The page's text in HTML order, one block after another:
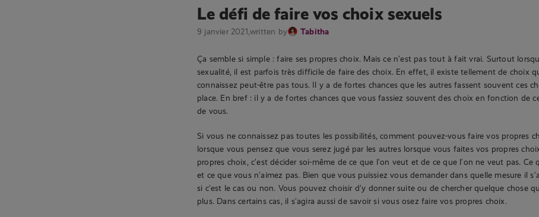
Le défi de faire vos choix sexuels
9 janvier 2021,written by Tabitha
Ça semble si simple : faire ses propres choix. Mais ce n’est pas tout à fait vrai. Surtout
sexualité, il est parfois très difficile de faire des choix. En effet, il existe tellement de choix
connaissez peut-être pas tous. Il y a de fortes chances que les autres fassent souvent ces
place. En bref : il y a de fortes chances que vous fassiez souvent des choix en fonction de
de vous.
Si vous ne connaissez pas toutes les possibilités, comment pouvez-vous faire vos propres
lorsque vous pensez que vous serez jugé par les autres lorsque vous faites vos propres
propres choix, c’est décider soi-même de ce que l’on veut et de ce que l’on ne veut pas. Ce
et ce que vous n’aimez pas. Bien que vous puissiez vous demander dans quelle mesure il
si c’est le cas ou non. Vous pouvez choisir d’y donner suite ou de chercher quelque chose
plus. Dans certains cas, il s’agira aussi de savoir si vous osez faire vos propres choix.